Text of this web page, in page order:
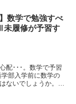
数学で勉強すべ
履修が予習す
配･･･。数学で予習
部入学前に数学の
ないでしょうか。現